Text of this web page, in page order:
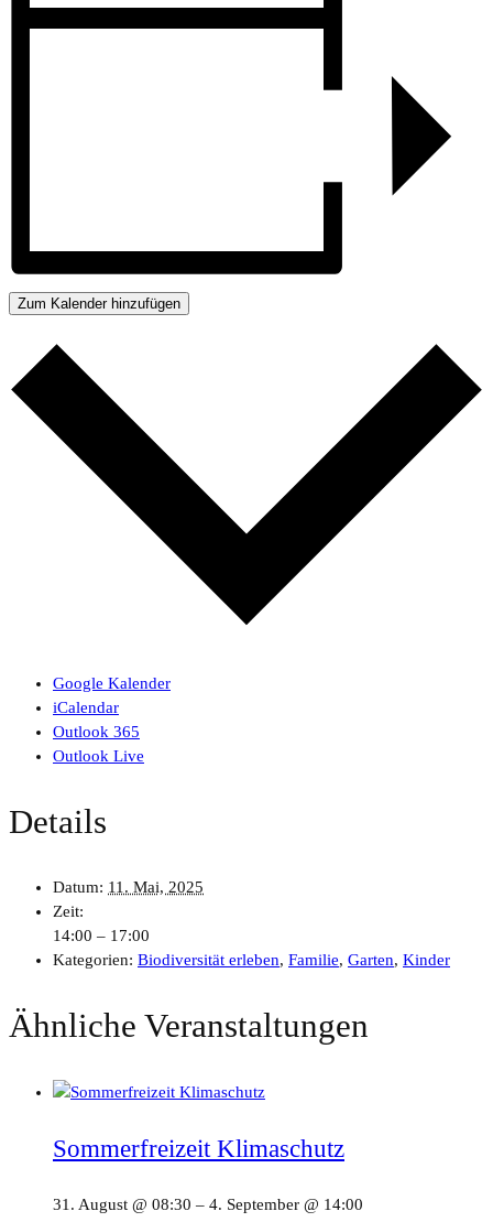
Zum Kalender hinzufügen
Google Kalender
iCalendar
Outlook 365
Outlook Live
Details
Datum: 11. Mai, 2025
Zeit:
14:00 – 17:00
Kategorien: Biodiversität erleben, Familie, Garten, Kinder
Ähnliche Veranstaltungen
Sommerfreizeit Klimaschutz
31. August @ 08:30 – 4. September @ 14:00